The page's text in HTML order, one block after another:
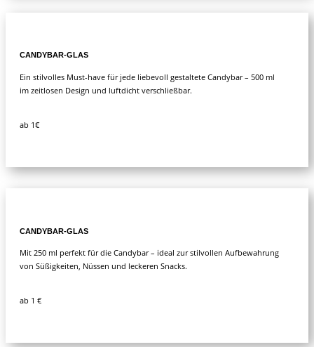
CANDYBAR-GLAS
Ein stilvolles Must-have für jede liebevoll gestaltete Candybar – 500 ml
im zeitlosen Design und luftdicht verschließbar.
ab 1€
CANDYBAR-GLAS
Mit 250 ml perfekt für die Candybar – ideal zur stilvollen Aufbewahrung
von Süßigkeiten, Nüssen und leckeren Snacks.
ab 1 €